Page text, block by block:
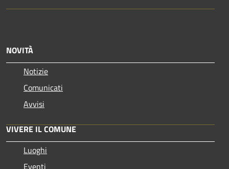
NOVITÀ
Notizie
Comunicati
Avvisi
VIVERE IL COMUNE
Luoghi
Eventi